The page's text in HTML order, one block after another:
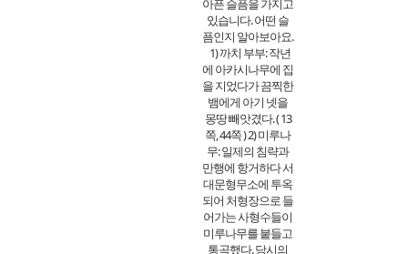
아픈 슬픔을 가지고
있습니다. 어떤 슬
픔인지 알아보아요.
1) 까치 부부: 작년
에 아카시나무에 집
을 지었다가 끔찍한
뱀에게 아기 넷을
몽땅 빼앗겼다. ( 13
쪽, 44쪽 ) 2) 미루나
무: 일제의 침략과
만행에 항거하다 서
대문형무소에 투옥
되어 처형장으로 들
어가는 사형수들이
미루나무를 붙들고
통곡했다. 당시의